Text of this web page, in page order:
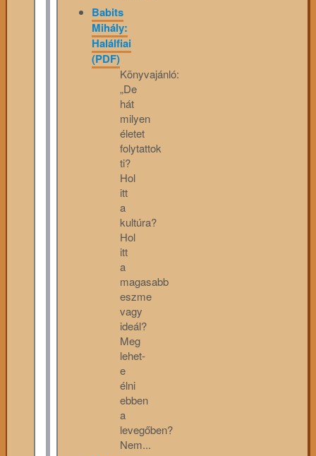
Babits
Mihály:
Halálfiai
(PDF)
Könyvajánló:
„De
hát
milyen
életet
folytattok
ti?
Hol
itt
a
kultúra?
Hol
itt
a
magasabb
eszme
vagy
ideál?
Meg
lehet-
e
élni
ebben
a
levegőben?
Nem...